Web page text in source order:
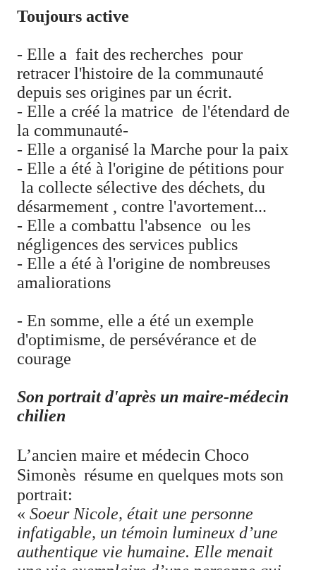
Toujours active
- Elle a fait des recherches pour
retracer l'histoire de la communauté
depuis ses origines par un écrit.
- Elle a créé la matrice de l'étendard de
la communauté-
- Elle a organisé la Marche pour la paix
- Elle a été à l'origine de pétitions pour
la collecte sélective des déchets, du
désarmement , contre l'avortement...
- Elle a combattu l'absence ou les
négligences des services publics
- Elle a été à l'origine de nombreuses
amaliorations
- En somme, elle a été un exemple
d'optimisme, de persévérance et de
courage
Son portrait d'après un maire-médecin
chilien
L’ancien maire et médecin Choco
Simonès résume en quelques mots son
portrait:
« Soeur Nicole, était une personne
infatigable, un témoin lumineux d’une
authentique vie humaine. Elle menait